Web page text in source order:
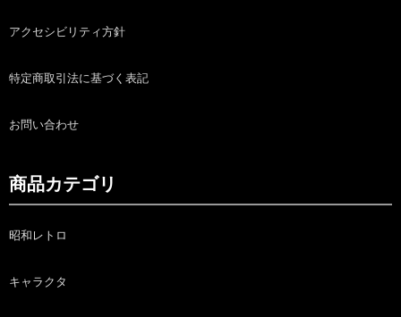
アクセシビリティ方針
特定商取引法に基づく表記
お問い合わせ
商品カテゴリ
昭和レトロ
キャラクタ